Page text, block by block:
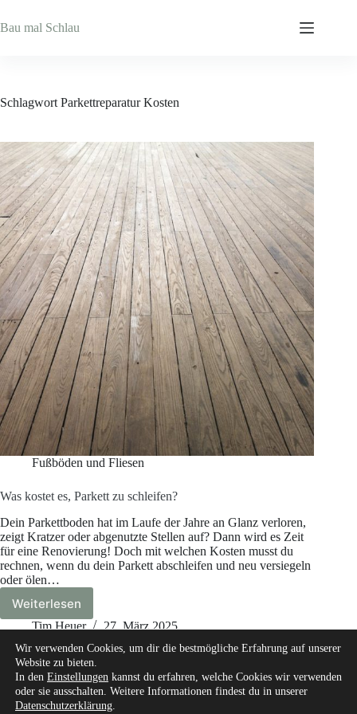
Inhalt
springen
Bau mal Schlau
Schlagwort Parkettreparatur Kosten
Fußböden und Fliesen
Was kostet es, Parkett zu schleifen?
Dein Parkettboden hat im Laufe der Jahre an Glanz verloren,
zeigt Kratzer oder abgenutzte Stellen auf? Dann wird es Zeit
für eine Renovierung! Doch mit welchen Kosten musst du
rechnen, wenn du dein Parkett abschleifen und neu versiegeln
oder ölen…
Weiterlesen
Was
kostet
Parkett
zu
schleifen?
Tim Heuer 27. März 2025
Start Über mich
Wir verwenden Cookies, um dir die bestmögliche Erfahrung auf unserer
Website zu bieten.
In den Einstellungen kannst du erfahren, welche Cookies wir verwenden
oder sie ausschalten. Weitere Informationen findest du in unserer
Datenschutzerklärung.